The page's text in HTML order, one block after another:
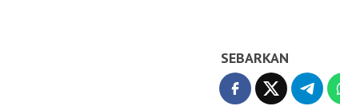
SEBARKAN